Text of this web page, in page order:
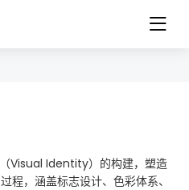
Visual Identity）的构建，塑造
程，涵盖标志设计、色彩体系、